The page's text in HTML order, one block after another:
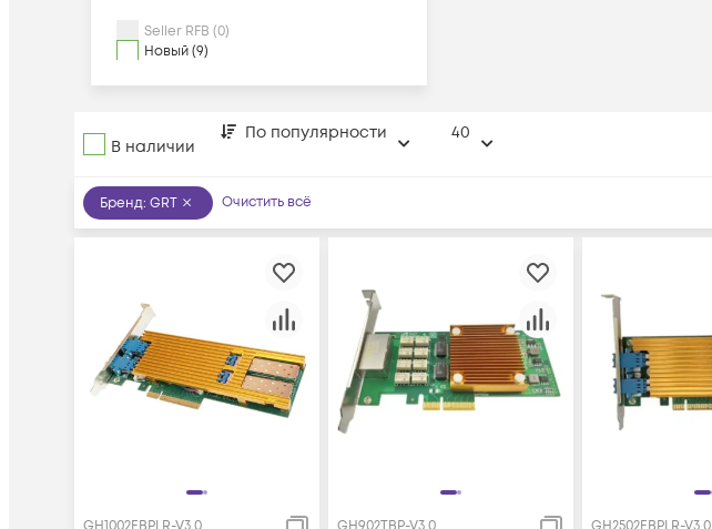
Seller RFB (0)
Новый (9)
В наличии
По популярности 40
Бренд: GRT Очистить всё